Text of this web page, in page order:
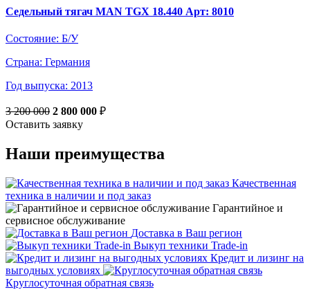
Седельный тягач MAN TGХ 18.440 Арт: 8010
Состояние: Б/У
Страна: Германия
Год выпуска: 2013
3 200 000 2 800 000 ₽
Оставить заявку
Наши преимущества
Качественная
техника в наличии и под заказ
Гарантийное и
сервисное обслуживание
Доставка в Ваш регион
Выкуп техники Trade-in
Кредит и лизинг на
выгодных условиях
Круглосуточная обратная связь